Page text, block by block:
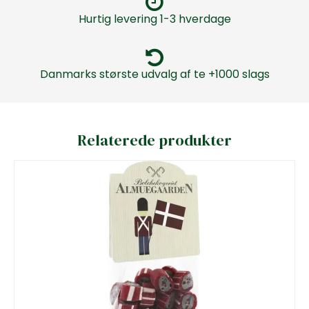
Hurtig levering 1-3 hverdage
Danmarks største udvalg af te +1000 slags
Relaterede produkter